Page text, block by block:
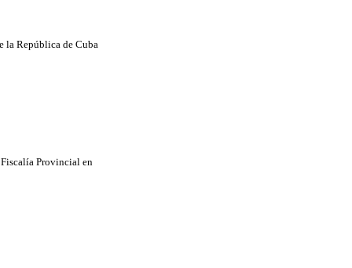
la República de Cuba
Provincial en